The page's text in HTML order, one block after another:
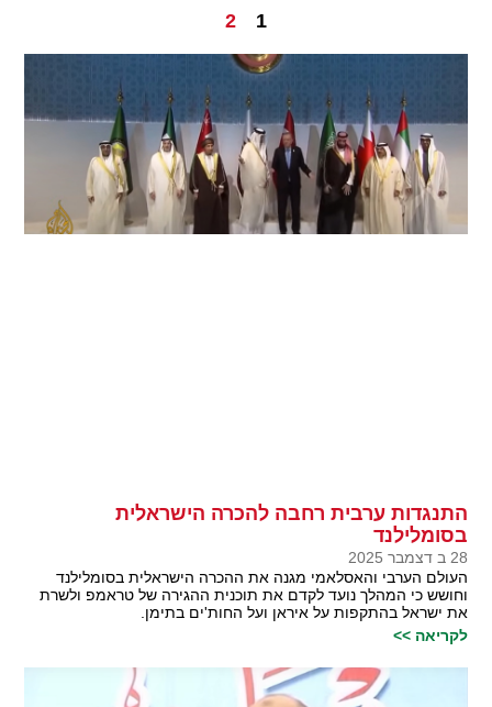
1
2
התנגדות ערבית רחבה להכרה הישראלית
בסומלילנד
28 ב דצמבר 2025
העולם הערבי והאסלאמי מגנה את ההכרה הישראלית בסומלילנד
וחושש כי המהלך נועד לקדם את תוכנית ההגירה של טראמפ ולשרת
את ישראל בהתקפות על איראן ועל החות'ים בתימן.
לקריאה >>